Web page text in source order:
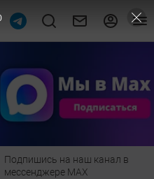
Подпишись на наш канал в
мессенджере МАХ